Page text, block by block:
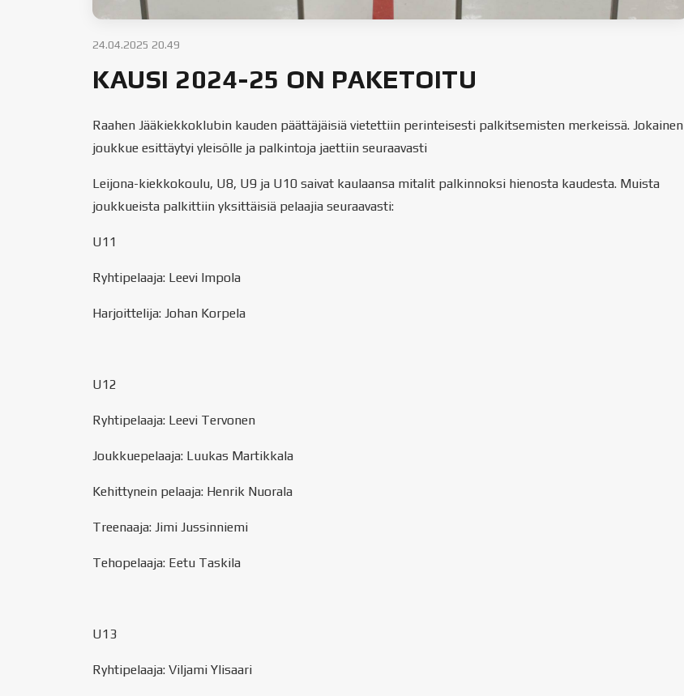
24.04.2025 20.49
KAUSI 2024-25 ON PAKETOITU
Raahen Jääkiekkoklubin kauden päättäjäisiä vietettiin perinteisesti palkitsemisten merkeissä. Jokainen
joukkue esittäytyi yleisölle ja palkintoja jaettiin seuraavasti
Leijona-kiekkokoulu, U8, U9 ja U10 saivat kaulaansa mitalit palkinnoksi hienosta kaudesta. Muista
joukkueista palkittiin yksittäisiä pelaajia seuraavasti:
U11
Ryhtipelaaja: Leevi Impola
Harjoittelija: Johan Korpela
U12
Ryhtipelaaja: Leevi Tervonen
Joukkuepelaaja: Luukas Martikkala
Kehittynein pelaaja: Henrik Nuorala
Treenaaja: Jimi Jussinniemi
Tehopelaaja: Eetu Taskila
U13
Ryhtipelaaja: Viljami Ylisaari